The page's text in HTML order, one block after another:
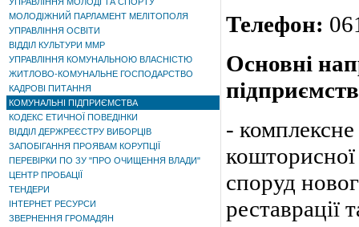
МОЛОДІЖНИЙ ПАРЛАМЕНТ МЕЛІТОПОЛЯ
УПРАВЛІННЯ ОСВІТИ
ВІДДІЛ КУЛЬТУРИ ММР
УПРАВЛІННЯ КОМУНАЛЬНОЮ ВЛАСНІСТЮ
ЖИТЛОВО-КОМУНАЛЬНЕ ГОСПОДАРСТВО
КАДРОВІ ПИТАННЯ
КОМУНАЛЬНІ ПІДПРИЄМСТВА
КОДЕКС ЕТИЧНОЇ ПОВЕДІНКИ
ВІДДІЛ ДЕРЖРЕЄСТРУ ВИБОРЦІВ
ЗАПОБІГАННЯ ПРОЯВАМ КОРУПЦІЇ
ПЕРЕВІРКИ ПО ЗУ "ПРО ОЧИЩЕННЯ ВЛАДИ"
ЦЕНТР ПРОБАЦІЇ
ТЕНДЕРИ
ІНТЕРНЕТ РЕСУРСИ
ЗВЕРНЕННЯ ГРОМАДЯН
Телефон:
Основні
-
кошторисної
споруд
реставрації